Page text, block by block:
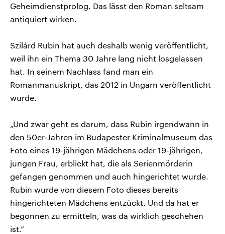
Geheimdienstprolog. Das lässt den Roman seltsam
antiquiert wirken.
Szilárd Rubin hat auch deshalb wenig veröffentlicht,
weil ihn ein Thema 30 Jahre lang nicht losgelassen
hat. In seinem Nachlass fand man ein
Romanmanuskript, das 2012 in Ungarn veröffentlicht
wurde.
„Und zwar geht es darum, dass Rubin irgendwann in
den 50er-Jahren im Budapester Kriminalmuseum das
Foto eines 19-jährigen Mädchens oder 19-jährigen,
jungen Frau, erblickt hat, die als Serienmörderin
gefangen genommen und auch hingerichtet wurde.
Rubin wurde von diesem Foto dieses bereits
hingerichteten Mädchens entzückt. Und da hat er
begonnen zu ermitteln, was da wirklich geschehen
ist.“